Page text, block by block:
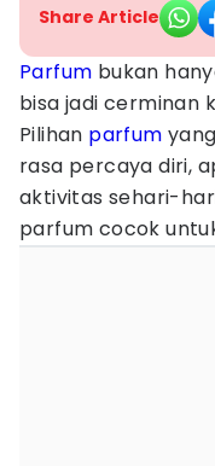
Share Article
Parfum bukan
bisa jadi cerminan
Pilihan parfum
rasa percaya diri,
aktivitas sehari-
parfum cocok